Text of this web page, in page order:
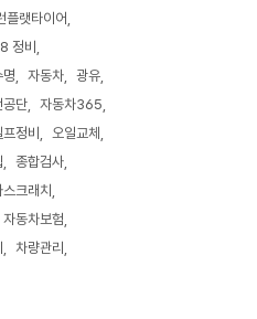
플랫타이어
정비
명 자동차
광유
공단
자동차365
프정비
오일교체
종합검사
크래치
자동차보험
차량관리